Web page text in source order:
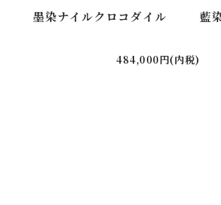
墨染ナイルクロコダイル
484,000円(内税)
藍